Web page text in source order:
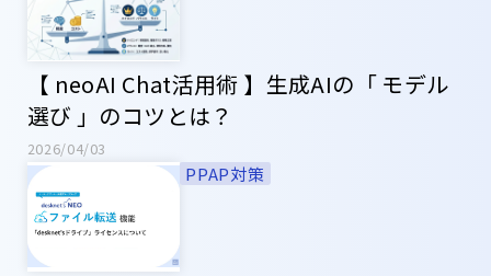
【 neoAI Chat活用術 】生成AIの「 モデル
選び 」のコツとは？
2026/04/03
PPAP対策